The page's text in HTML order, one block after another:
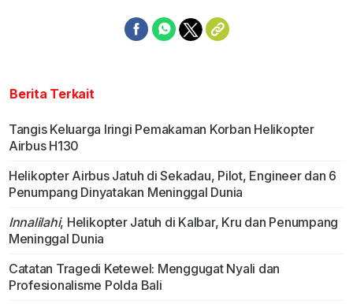
Berita Terkait
Tangis Keluarga Iringi Pemakaman Korban Helikopter
Airbus H130
Helikopter Airbus Jatuh di Sekadau, Pilot, Engineer dan 6
Penumpang Dinyatakan Meninggal Dunia
Innalilahi, Helikopter Jatuh di Kalbar, Kru dan Penumpang
Meninggal Dunia
Catatan Tragedi Ketewel: Menggugat Nyali dan
Profesionalisme Polda Bali